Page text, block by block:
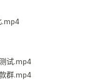
.mp4
试.mp4
群.mp4